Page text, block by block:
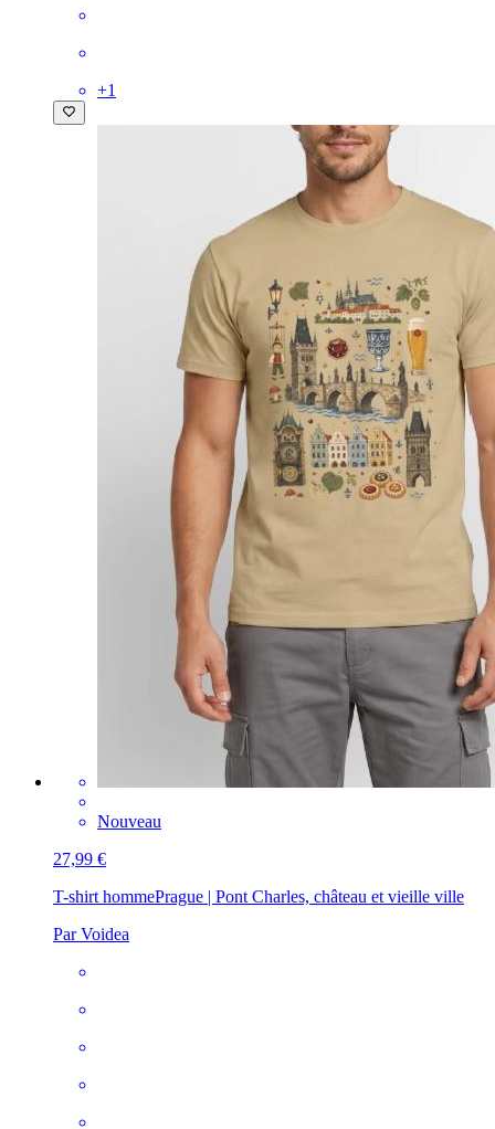
+1
Nouveau
27,99 €
T-shirt hommePrague | Pont Charles, château et vieille ville
Par Voidea